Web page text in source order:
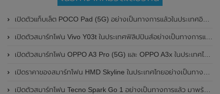
เปิดตัวแท็บเล็ต POCO Pad (5G) อย่างเป็นทางการแล้วในประเทศอินเดีย มาพร้อมชิปเซ็ต Snapdragon 7s Gen 2 ของ Qualcomm และรองรับเครือข่าย 5G
เปิดตัวสมาร์ทโฟน Vivo Y03t ในประเทศฟิลิปปินส์อย่างเป็นทางการแล้ว มาพร้อมชิปเซ็ต Unisoc T612 , กล้องหลัง ความละเอียด 13MP , แบตเตอรี่ 5,000mAh และหน้าจอแสดงผล LCD / 90Hz
เปิดตัวสมาร์ทโฟน OPPO A3 Pro (5G) และ OPPO A3x ในประเทศไทยอย่างเป็นทางการแล้ว ในราคาเริ่มต้นเพียง 3,999 บาท
เปิดราคาของสมาร์ทโฟน HMD Skyline ในประเทศไทยอย่างเป็นทางการแล้ว ราคา 14,990 บาท
เปิดตัวสมาร์ทโฟน Tecno Spark Go 1 อย่างเป็นทางการแล้ว มาพร้อมหน้าจอแสดงผล LCD / 120Hz , แบตเตอรี่ 5,000mAh และใช้ชิปเซ็ต Unisoc